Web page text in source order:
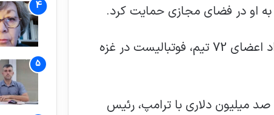
به او در فضای مجازی حمایت کرد.
رژیم صهیونیستی بنا به گزارش الجزیره به اندازه تعداد اعضای 72 تیم، فوتبالیست در غزه
میلیون دلاری با ترامپ، رئیس